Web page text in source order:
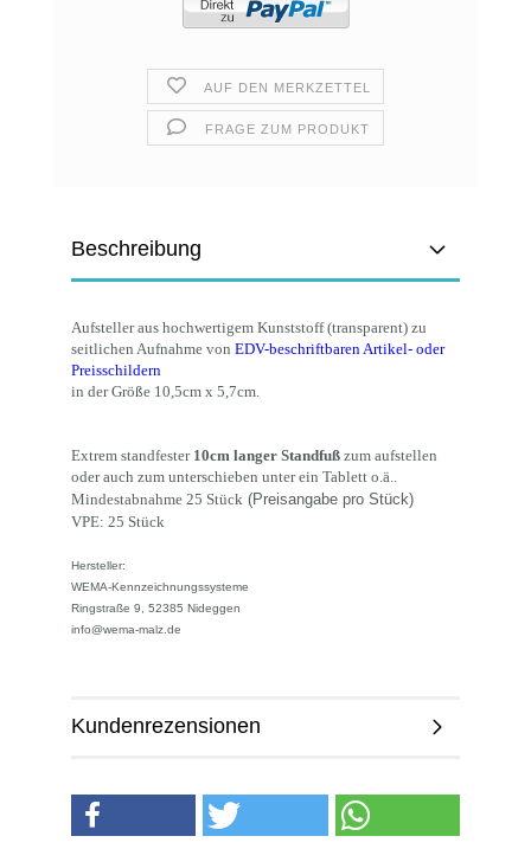
AUF DEN MERKZETTEL
FRAGE ZUM PRODUKT
Beschreibung
Aufsteller aus hochwertigem Kunststoff (transparent) zu
seitlichen Aufnahme von EDV-beschriftbaren Artikel- oder
Preisschildern
in der Größe 10,5cm x 5,7cm.
Extrem standfester 10cm langer Standfuß zum aufstellen
oder auch zum unterschieben unter ein Tablett o.ä..
Mindestabnahme 25 Stück (Preisangabe pro Stück)
VPE: 25 Stück
Hersteller:
WEMA-Kennzeichnungssysteme
Ringstraße 9, 52385 Nideggen
info@wema-malz.de
Kundenrezensionen